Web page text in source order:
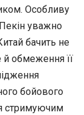
Особливу
уважно
бачить не
й обмеження її
бойового
стримуючим